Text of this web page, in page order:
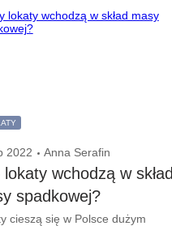
2022 Anna Serafin
lokaty wchodzą w skład
spadkowej?
cieszą się w Polsce dużym